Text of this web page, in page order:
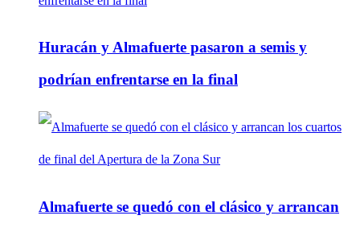
Huracán y Almafuerte pasaron a semis y
podrían enfrentarse en la final
Almafuerte se quedó con el clásico y arrancan